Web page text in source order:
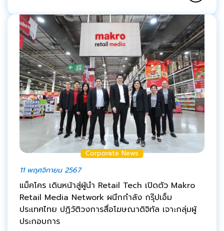
Corporate News
11 พฤศจิกายน 2567
แม็คโคร เดินหน้าสู่ผู้นำ Retail Tech เปิดตัว Makro
Retail Media Network ผนึกกำลัง กรุ๊ปเอ็ม
ประเทศไทย ปฏิวัติวงการสื่อโฆษณาดิจิทัล เจาะกลุ่มผู้
ประกอบการ